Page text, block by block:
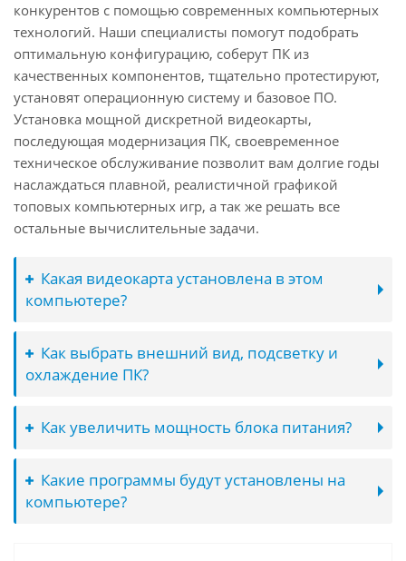
конкурентов с помощью современных компьютерных
технологий. Наши специалисты помогут подобрать
оптимальную конфигурацию, соберут ПК из
качественных компонентов, тщательно протестируют,
установят операционную систему и базовое ПО.
Установка мощной дискретной видеокарты,
последующая модернизация ПК, своевременное
техническое обслуживание позволит вам долгие годы
наслаждаться плавной, реалистичной графикой
топовых компьютерных игр, а так же решать все
остальные вычислительные задачи.
Какая видеокарта установлена в этом
компьютере?
Как выбрать внешний вид, подсветку и
охлаждение ПК?
Как увеличить мощность блока питания?
Какие программы будут установлены на
компьютере?